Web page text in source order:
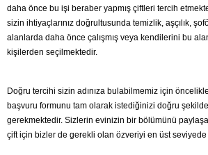
daha önce bu işi beraber yapmış çiftleri tercih
sizin ihtiyaçlarınız doğrultusunda temizlik, aşçılık,
alanlarda daha önce çalışmış veya kendilerini bu
kişilerden seçilmektedir.
Doğru tercihi sizin adınıza bulabilmemiz için
başvuru formunu tam olarak istediğinizi doğru
gerekmektedir. Sizlerin evinizin bir bölümünü
çift için bizler de gerekli olan özveriyi en üst